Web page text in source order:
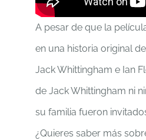
A pesar de que la
en una historia original
Jack Whittingham e Ian
de Jack Whittingham ni
su familia fueron
¿Quieres saber más